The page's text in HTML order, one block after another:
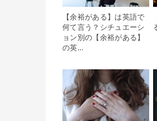
【余裕がある】は英語で
何て言う？シチュエーシ
ョン別の【余裕がある】
の英...